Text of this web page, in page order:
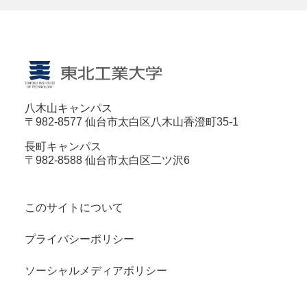
八木山キャンパス
〒982-8577 仙台市太白区八木山香澄町35-1
長町キャンパス
〒982-8588 仙台市太白区二ツ沢6
このサイトについて
プライバシーポリシー
ソーシャルメディアポリシー